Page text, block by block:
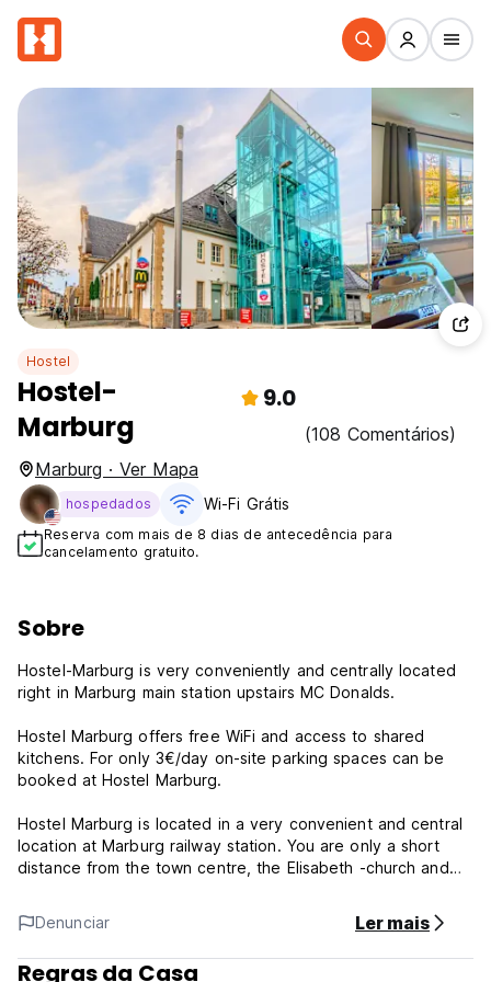
Hostel
Hostel-
Marburg
9.0
(108 Comentários)
Marburg · Ver Mapa
hospedados Wi-Fi Grátis
Reserva com mais de 8 dias de antecedência para
cancelamento gratuito.
Sobre
Hostel-Marburg is very conveniently and centrally located
right in Marburg main station upstairs MC Donalds.
Hostel Marburg offers free WiFi and access to shared
kitchens. For only 3€/day on-site parking spaces can be
booked at Hostel Marburg.
Hostel Marburg is located in a very convenient and central
location at Marburg railway station. You are only a short
distance from the town centre, the Elisabeth -church and
as Beach Club, pedalos and swimming pool runs nearby.
Most other places of interest are easily reached via local
bus services. The hostel is 2 km from Marburg University
and 3 km from Marburg Castle.
Denunciar Ler mais
Regras da Casa